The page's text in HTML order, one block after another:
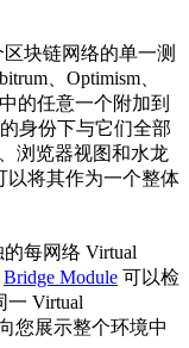
区块链网络的单一测
、Optimism、
的任意一个附加到
身份下与它们全部
浏览器视图和水龙
以将其作为一个整体
的每网络 Virtual
Bridge Module 可以检
Virtual
您展示整个环境中